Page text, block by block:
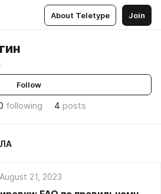
About Teletype Join
Follow
following 4 posts
August 21, 2023